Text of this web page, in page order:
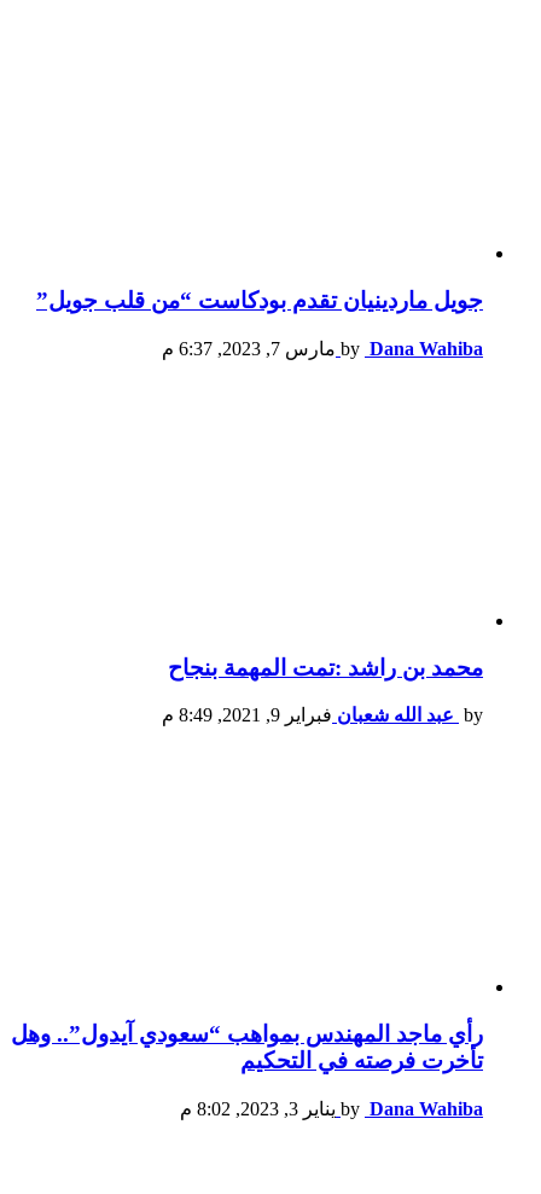
جويل ماردينيان تقدم بودكاست “من قلب جويل”
by Dana Wahiba مارس 7, 2023, 6:37 م
محمد بن راشد :تمت المهمة بنجاح
by عبد الله شعبان فبراير 9, 2021, 8:49 م
رأي ماجد المهندس بمواهب “سعودي آيدول”.. وهل
تأخرت فرصته في التحكيم
by Dana Wahiba يناير 3, 2023, 8:02 م